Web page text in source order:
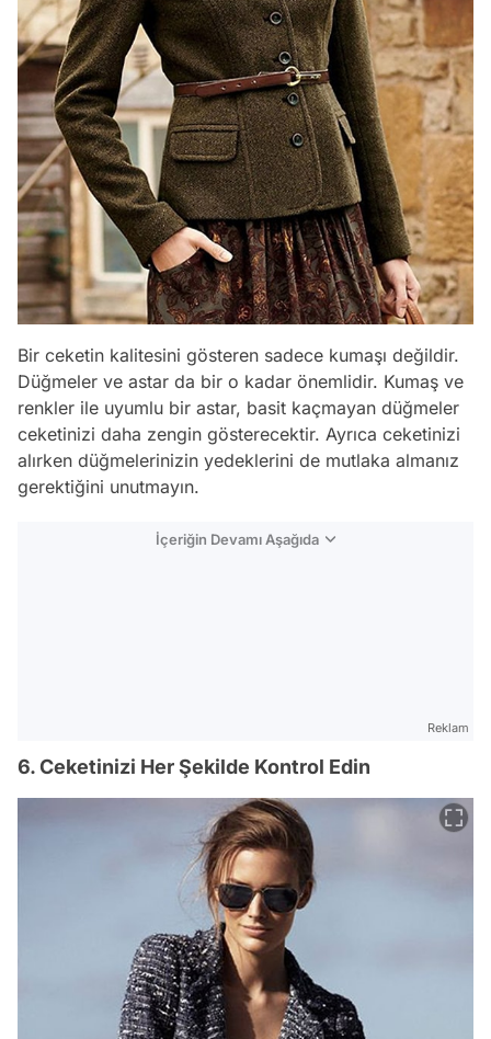
Bir ceketin kalitesini gösteren sadece kumaşı değildir.
Düğmeler ve astar da bir o kadar önemlidir. Kumaş ve
renkler ile uyumlu bir astar, basit kaçmayan düğmeler
ceketinizi daha zengin gösterecektir. Ayrıca ceketinizi
alırken düğmelerinizin yedeklerini de mutlaka almanız
gerektiğini unutmayın.
İçeriğin Devamı Aşağıda
Reklam
6. Ceketinizi Her Şekilde Kontrol Edin